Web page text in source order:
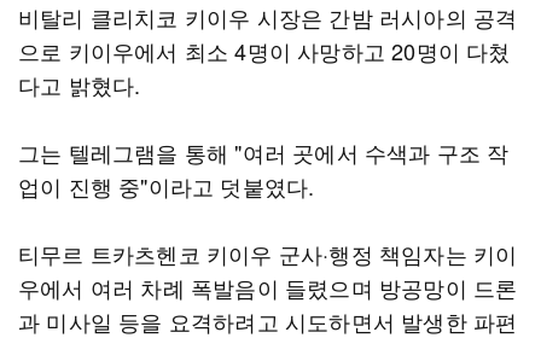
비탈리 클리치코 키이우 시장은 간밤 러시아의 공격
으로 키이우에서 최소 4명이 사망하고 20명이 다쳤
다고 밝혔다.
그는 텔레그램을 통해 "여러 곳에서 수색과 구조 작
업이 진행 중"이라고 덧붙였다.
티무르 트카츠헨코 키이우 군사·행정 책임자는 키이
우에서 여러 차례 폭발음이 들렸으며 방공망이 드론
과 미사일 등을 요격하려고 시도하면서 발생한 파편